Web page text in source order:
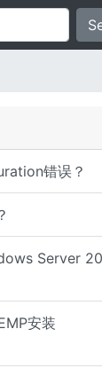
错误？
Server
安装